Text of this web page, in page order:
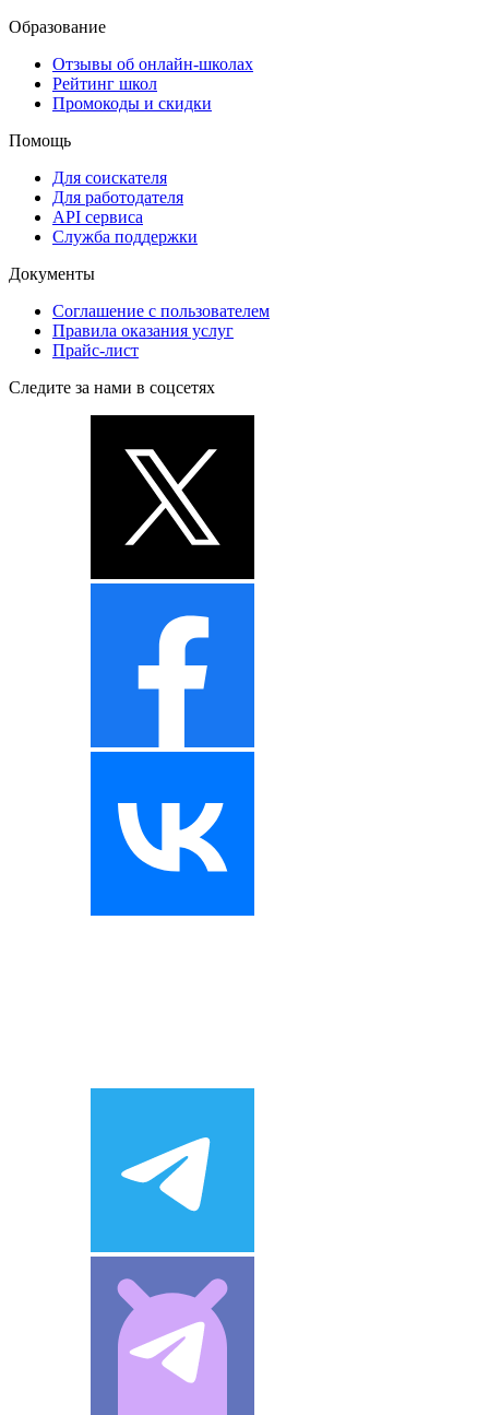
Образование
Отзывы об онлайн-школах
Рейтинг школ
Промокоды и скидки
Помощь
Для соискателя
Для работодателя
API сервиса
Служба поддержки
Документы
Соглашение с пользователем
Правила оказания услуг
Прайс-лист
Следите за нами в соцсетях